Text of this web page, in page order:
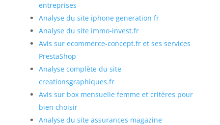
entreprises
Analyse du site iphone generation fr
Analyse du site immo-invest.fr
Avis sur ecommerce-concept.fr et ses services
PrestaShop
Analyse complète du site
creationsgraphiques.fr
Avis sur box mensuelle femme et critères pour
bien choisir
Analyse du site assurances magazine